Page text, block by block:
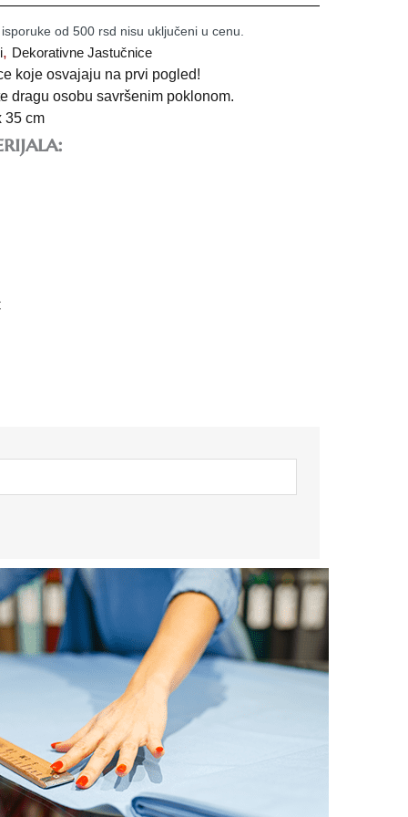
od 500 rsd nisu uključeni u cenu.
, Dekorativne Jastučnice
koje osvajaju na prvi pogled!
dragu osobu savršenim poklonom.
35 cm